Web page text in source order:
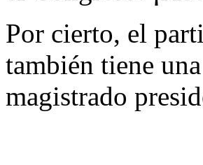
Por cierto, el
también tiene
magistrado